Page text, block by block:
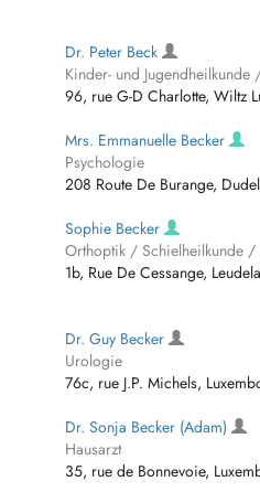
Dr. Peter Beck
Kinder- und
96, rue G-D Charlotte, Wiltz
Mrs. Emmanuelle Becker
Psychologie
208 Route De Burange,
Sophie Becker
Orthoptik / Schielheilkunde /
1b, Rue De Cessange,
Dr. Guy Becker
Urologie
76c, rue J.P. Michels,
Dr. Sonja Becker (Adam)
Hausarzt
35, rue de Bonnevoie,